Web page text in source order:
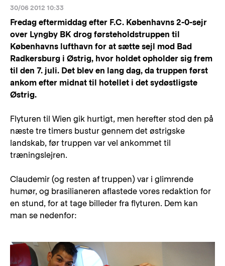
30/06 2012 10:33
Fredag eftermiddag efter F.C. Københavns 2-0-sejr
over Lyngby BK drog førsteholdstruppen til
Københavns lufthavn for at sætte sejl mod Bad
Radkersburg i Østrig, hvor holdet opholder sig frem
til den 7. juli. Det blev en lang dag, da truppen først
ankom efter midnat til hotellet i det sydøstligste
Østrig.
Flyturen til Wien gik hurtigt, men herefter stod den på
næste tre timers bustur gennem det østrigske
landskab, før truppen var vel ankommet til
træningslejren.
Claudemir (og resten af truppen) var i glimrende
humør, og brasilianeren aflastede vores redaktion for
en stund, for at tage billeder fra flyturen. Dem kan
man se nedenfor: